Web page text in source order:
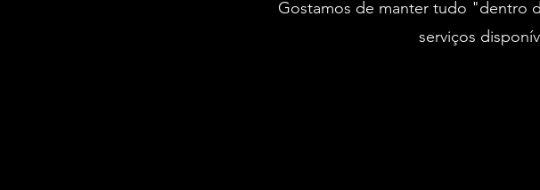
Gostamos de manter tudo "dentro
serviços